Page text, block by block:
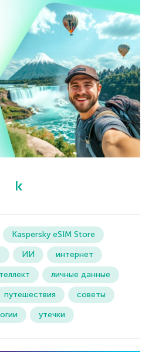
Kaspersky eSIM Store
ИИ
интернет
личные данные
путешествия
советы
утечки